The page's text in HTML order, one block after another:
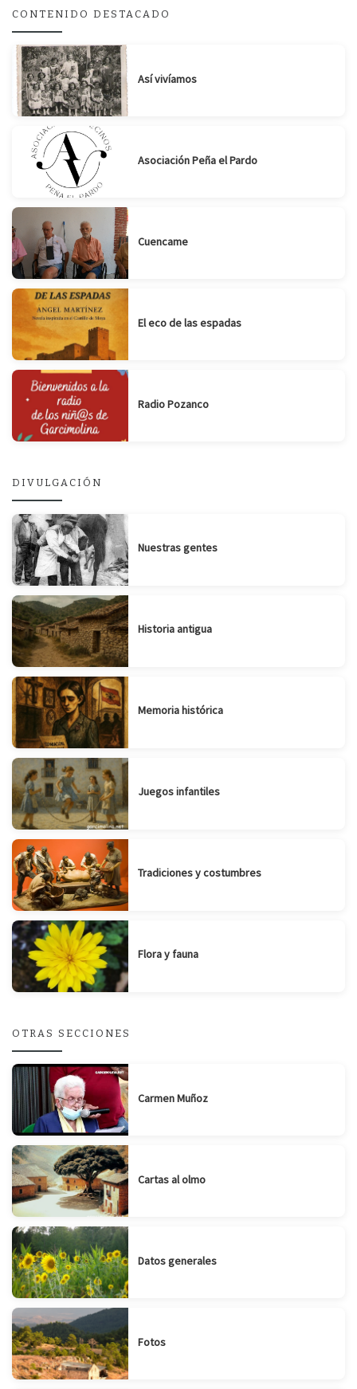
CONTENIDO DESTACADO
Así vivíamos
Asociación Peña el Pardo
Cuencame
El eco de las espadas
Radio Pozanco
DIVULGACIÓN
Nuestras gentes
Historia antigua
Memoria histórica
Juegos infantiles
Tradiciones y costumbres
Flora y fauna
OTRAS SECCIONES
Carmen Muñoz
Cartas al olmo
Datos generales
Fotos